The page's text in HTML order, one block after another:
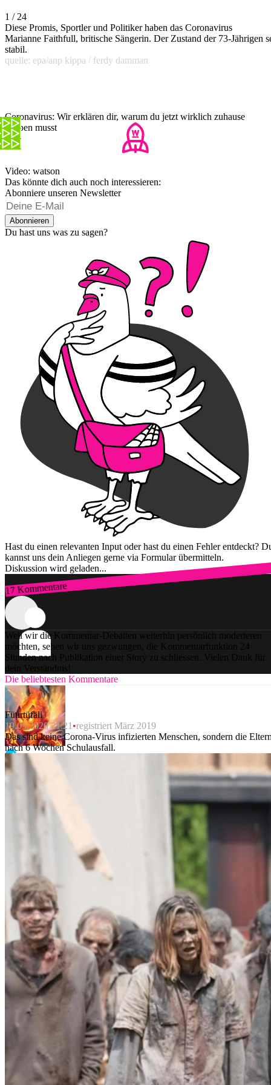
1 / 24
Diese Promis, Sportler und Politiker haben das Coronavirus
Marianne Faithfull, britische Sängerin. Der Zustand der 73-Jährigen
stabil.
quelle: epa/anp kippa / ferdy damman
Coronavirus: Wir erklären dir, warum du jetzt wirklich zuhause
bleiben musst
Video: watson
Das könnte dich auch noch interessieren:
Abonniere unseren Newsletter
Abonnieren
Du hast uns was zu sagen?
Hast du einen relevanten Input oder hast du einen Fehler entdeckt?
kannst uns dein Anliegen gerne via Formular übermitteln.
Diskussion wird geladen...
17 Kommentare
Zum Login
Weil wir die Kommentar-Debatten weiterhin persönlich moderieren
möchten, sehen wir uns gezwungen, die Kommentarfunktion 24
Stunden nach Publikation einer Story zu schliessen. Vielen Dank für
dein Verständnis!
Die beliebtesten Kommentare
Füürtüfäli
19.03.2020 21:21 registriert März 2019
Das sind keine Corona-Virus infizierten Menschen, sondern die
nach 6 Wochen Schulausfall.